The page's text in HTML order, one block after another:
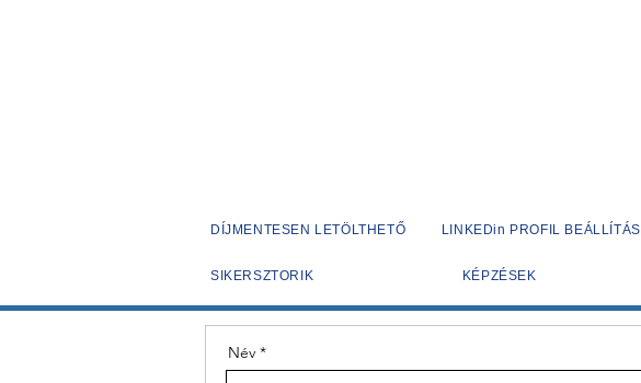
DÍJMENTESEN LETÖLTHETŐ LINKEDin PROFIL BEÁLLÍTÁS
SIKERSZTORIK KÉPZÉSEK
Név